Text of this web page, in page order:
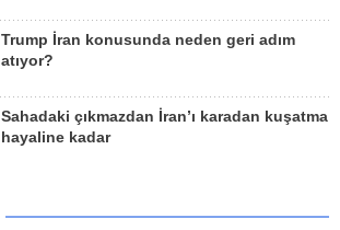
Trump İran konusunda neden geri adım
atıyor?
Sahadaki çıkmazdan İran’ı karadan kuşatma
hayaline kadar